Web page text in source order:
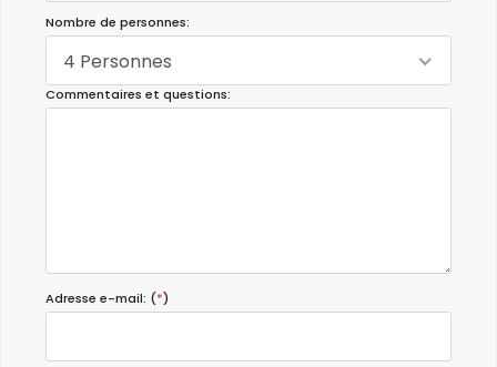
Nombre de personnes:
4 Personnes
Commentaires et questions:
Adresse e-mail: (*)